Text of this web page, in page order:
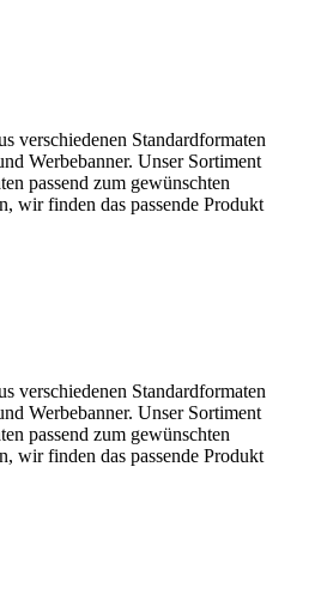
verschiedenen Standardformaten
Werbebanner. Unser Sortiment
passend zum gewünschten
wir finden das passende Produkt
verschiedenen Standardformaten
Werbebanner. Unser Sortiment
passend zum gewünschten
wir finden das passende Produkt